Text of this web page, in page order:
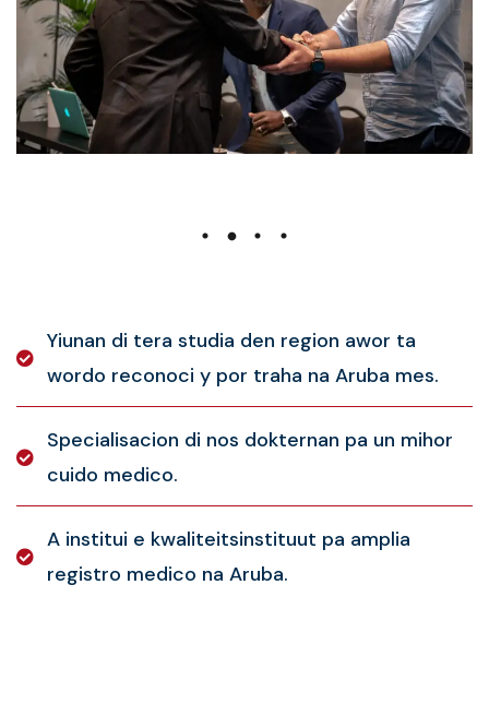
Yiunan di tera studia den region awor ta
wordo reconoci y por traha na Aruba mes.
Specialisacion di nos dokternan pa un mihor
cuido medico.
A institui e kwaliteitsinstituut pa amplia
registro medico na Aruba.